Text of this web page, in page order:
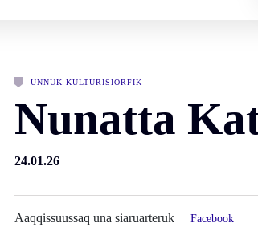
UNNUK KULTURISIORFIK
Nunatta
24.01.26
Aaqqissuussaq una siaruarteruk Facebook